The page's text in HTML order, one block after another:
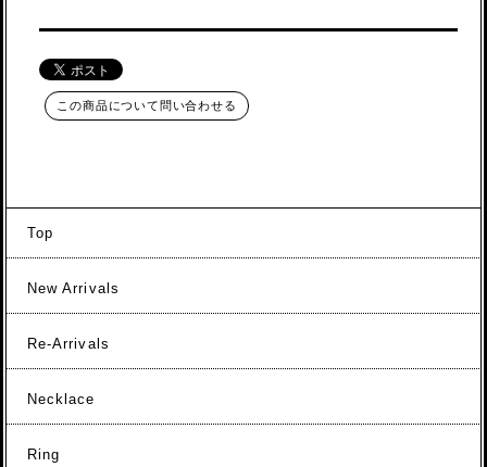
この商品について問い合わせる
Top
New Arrivals
Re-Arrivals
Necklace
Ring